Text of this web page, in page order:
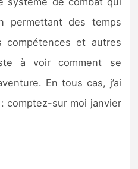
permettant des temps
compétences et autres
à voir comment se
En tous cas, j’ai
comptez-sur moi janvier